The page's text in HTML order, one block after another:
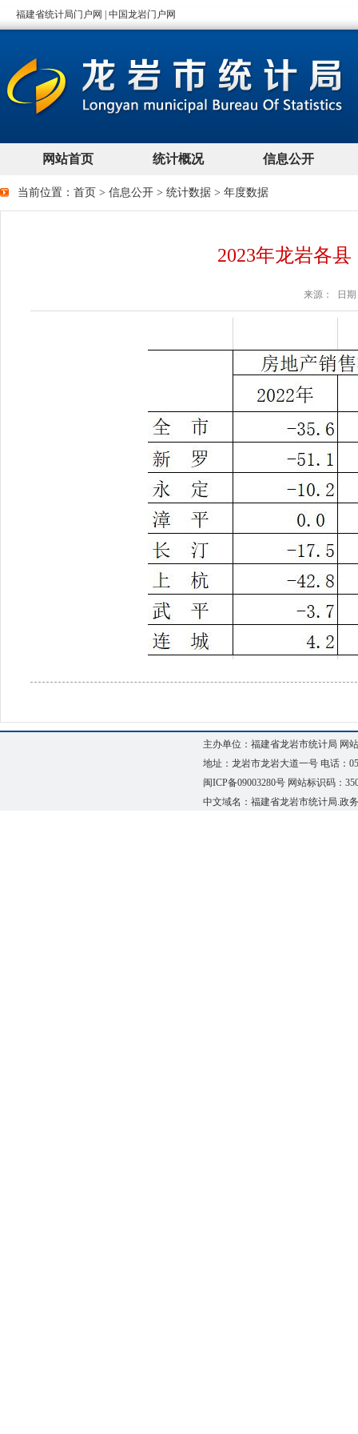
当前位置： 首页 > 信息公开 > 统计数据 > 年度数据
2023年龙岩各
来源： 日期